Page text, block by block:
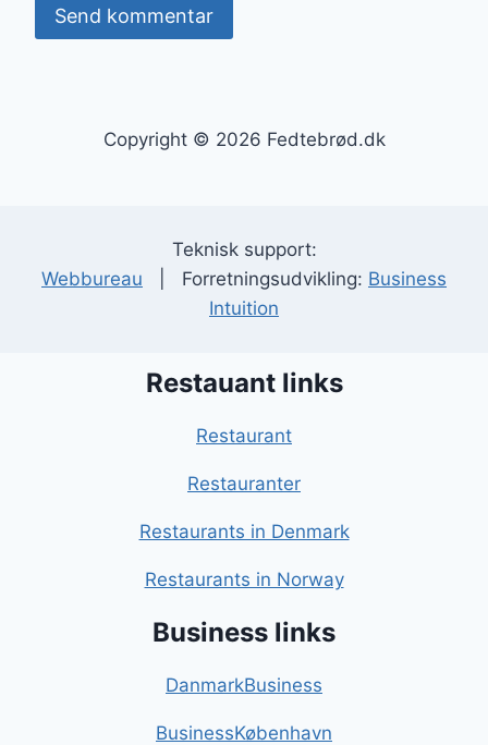
Copyright © 2026 Fedtebrød.dk
Teknisk support:
Webbureau | Forretningsudvikling: Business
Intuition
Restauant links
Restaurant
Restauranter
Restaurants in Denmark
Restaurants in Norway
Business links
DanmarkBusiness
BusinessKøbenhavn